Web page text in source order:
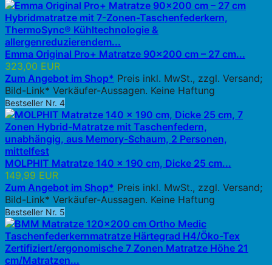
Emma Original Pro+ Matratze 90x200 cm – 27 cm...
323,00 EUR
Zum Angebot im Shop* Preis inkl. MwSt., zzgl. Versand;
Bild-Link* Verkäufer-Aussagen. Keine Haftung
Bestseller Nr. 4
MOLPHIT Matratze 140 x 190 cm, Dicke 25 cm...
149,99 EUR
Zum Angebot im Shop* Preis inkl. MwSt., zzgl. Versand;
Bild-Link* Verkäufer-Aussagen. Keine Haftung
Bestseller Nr. 5